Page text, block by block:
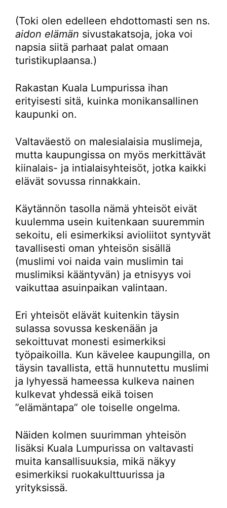
(Toki olen edelleen ehdottomasti sen ns.
aidon elämän sivustakatsoja, joka voi
napsia siitä parhaat palat omaan
turistikuplaansa.)
Rakastan Kuala Lumpurissa ihan
erityisesti sitä, kuinka monikansallinen
kaupunki on.
Valtaväestö on malesialaisia muslimeja,
mutta kaupungissa on myös merkittävät
kiinalais- ja intialaisyhteisöt, jotka kaikki
elävät sovussa rinnakkain.
Käytännön tasolla nämä yhteisöt eivät
kuulemma usein kuitenkaan suuremmin
sekoitu, eli esimerkiksi avioliitot syntyvät
tavallisesti oman yhteisön sisällä
(muslimi voi naida vain muslimin tai
muslimiksi kääntyvän) ja etnisyys voi
vaikuttaa asuinpaikan valintaan.
Eri yhteisöt elävät kuitenkin täysin
sulassa sovussa keskenään ja
sekoittuvat monesti esimerkiksi
työpaikoilla. Kun kävelee kaupungilla, on
täysin tavallista, että hunnutettu muslimi
ja lyhyessä hameessa kulkeva nainen
kulkevat yhdessä eikä toisen
”elämäntapa” ole toiselle ongelma.
Näiden kolmen suurimman yhteisön
lisäksi Kuala Lumpurissa on valtavasti
muita kansallisuuksia, mikä näkyy
esimerkiksi ruokakulttuurissa ja
yrityksissä.